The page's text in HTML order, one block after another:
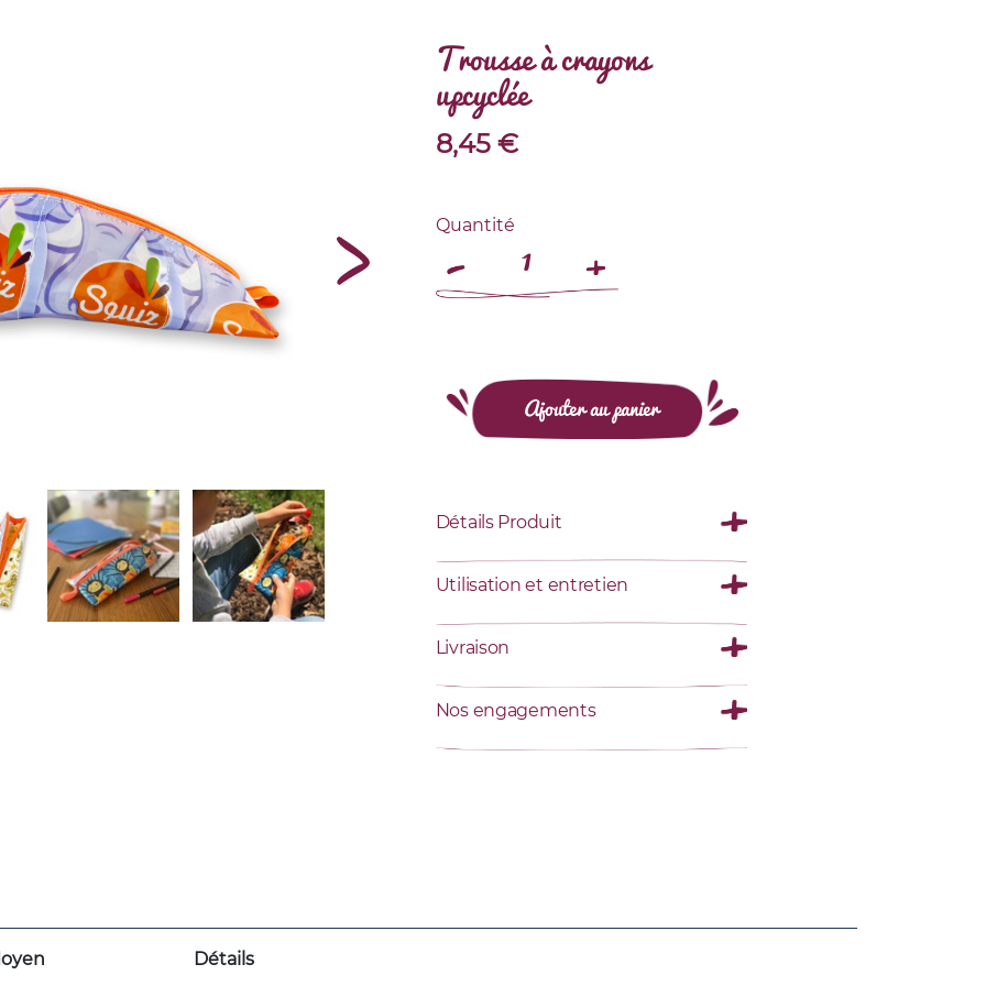
Trousse à crayons
upcyclée
8,45€
Quantité
Ajouter au panier
Détails Produit
Utilisation et entretien
Livraison
Nos engagements
Détails